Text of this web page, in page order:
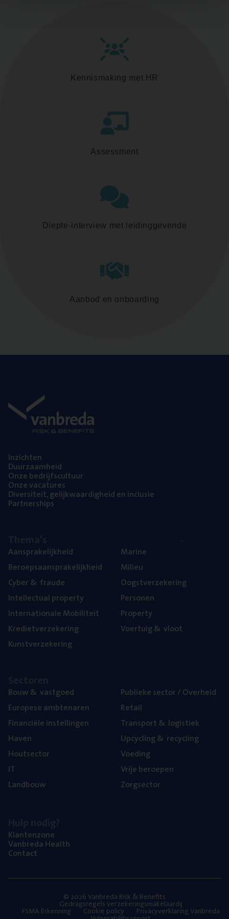
Kennismaking met HR
Assessment
Diepte-interview met leidinggevende
Aanbod en onboarding
Inzich­ten
Duur­zaam­heid
Onze bedrijfs­cul­tuur
Onze vaca­tu­res
Diver­si­teit, gelijk­waar­dig­heid en inclusie
Part­ner­ships
Aan­spra­ke­lijk­heid
Beroeps­aan­spra­ke­lijk­heid
Cyber& fraude
Intel­lec­tu­al property
Inter­na­ti­o­na­le Mobiliteit
Kre­diet­ver­ze­ke­ring
Kunst­ver­ze­ke­ring
Mari­ne
Mili­eu
Oogst­ver­ze­ke­ring
Per­so­nen
Pro­per­ty
Voer­tuig& vloot
Bouw& vastgoed
Euro­pe­se ambtenaren
Finan­ci­ë­le instellingen
Haven
Hout­sec­tor
IT
Land­bouw
Publie­ke sec­tor / Overheid
Retail
Trans­port& logistiek
Upcy­cling& recycling
Voe­ding
Vrije beroe­pen
Zorg­sec­tor
Klan­ten­zo­ne
Van­b­re­da Health
Con­tact
© 2026 Vanbreda Risk & Benefits
Gedragsregels verzekeringsmakelaardij
FSMA Erkenning Cookie policy Privacyverklaring Vanbreda